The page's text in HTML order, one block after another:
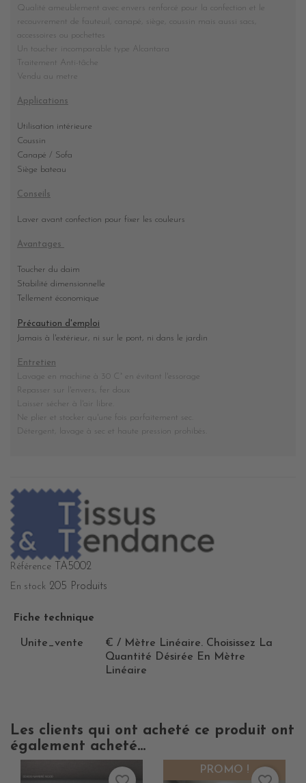
Qualité ameublement avec envers renforcé pour la confection et le
recouvrement de fauteuil, canapé, siège, coussin mais aussi sacs,
accessoires ou pochettes
Un toucher incomparable type Alcantara
Traitement Anti-tâche
Vendu au metre
Applications
Utilisation intérieure
Coussin
Canapé / Sofa
Siège bateau
Conseils
Laver avant confection pour fixer les couleurs
Avantages
Toucher du daim
Stabilité dimensionnelle
Tellement économique
Précaution d'emploi
Jamais à l'extérieur, ni sur le pont, ni dans le jardin
Entretien
Lavage en machine à 30 C° en évitant l'essorage
Repasser sur l'envers, fer doux
Laisser sécher à l'air libre.
Ne plier et stocker
qu'une fois parfaitement sec
Détergent, lavage à sec et haute pression prohibés
Référence TA5002
En stock 205 Produits
Fiche technique
Unite_vente
€ / Mètre Linéaire. Choisissez La
Quantité Désirée En Mètre
Linéaire
Les clients qui ont acheté ce produit ont
également acheté...
PROMO !